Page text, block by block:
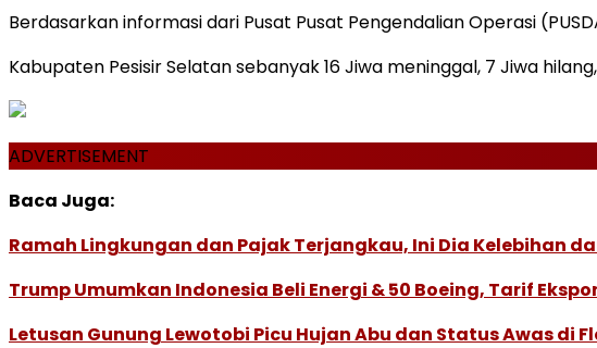
Berdasarkan informasi dari Pusat Pusat Pengendalian Operasi
Kabupaten Pesisir Selatan sebanyak 16 Jiwa meninggal, 7 Jiwa
ADVERTISEMENT
Baca Juga:
Ramah Lingkungan dan Pajak Terjangkau, Ini Dia Kelebihan
Trump Umumkan Indonesia Beli Energi & 50 Boeing, Tarif
Letusan Gunung Lewotobi Picu Hujan Abu dan Status Awas di